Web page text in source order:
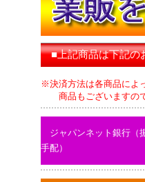
■上記商品は下記の
※決済方法は各商品によ
商品もございますので
ジャパンネット銀行（
手配）